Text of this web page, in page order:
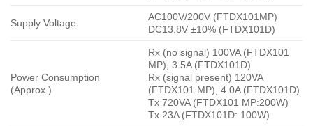
Supply Voltage
AC100V/200V (FTDX101MP)
DC13.8V ±10% (FTDX101D)
Power Consumption
(Approx.)
Rx (no signal) 100VA (FTDX101
MP), 3.5A (FTDX101D)
Rx (signal present) 120VA
(FTDX101 MP), 4.0A (FTDX101D)
Tx 720VA (FTDX101 MP:200W)
Tx 23A (FTDX101D: 100W)